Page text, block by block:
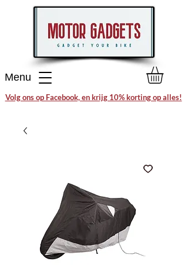
Menu
Volg ons op Facebook, en krijg 10% korting op alles!